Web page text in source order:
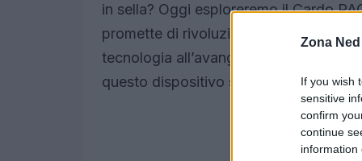
Zona Ned
If you wish
sensitive
confirm
continue
information
in sella? Oggi esploreremo il Cardo
promette di rivoluzionare il modo in
tecnologia all’avanguardia e una serie
questo dispositivo si propone come